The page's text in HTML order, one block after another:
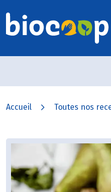
Accueil Toutes nos